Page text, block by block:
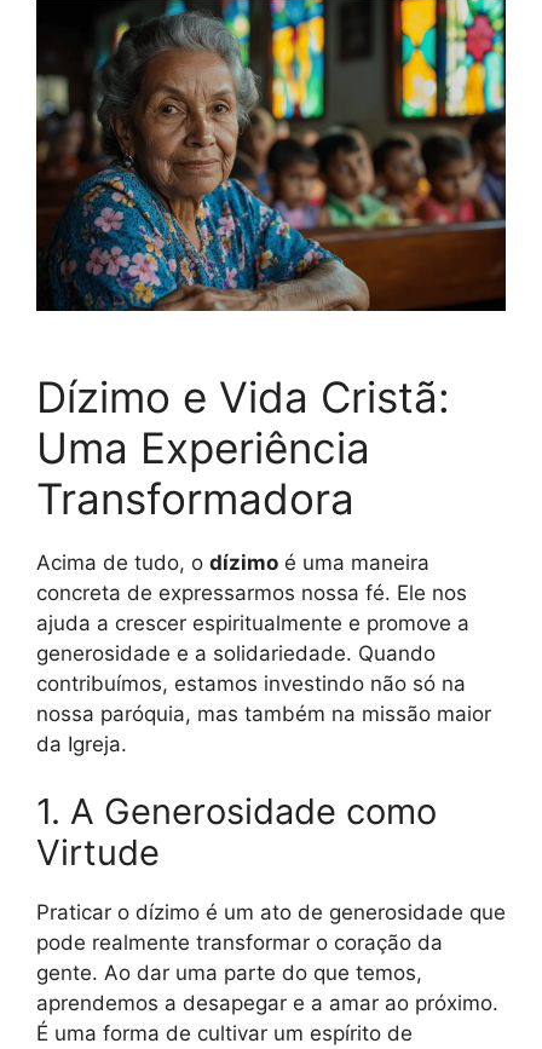
Dízimo e Vida Cristã:
Uma Experiência
Transformadora
Acima de tudo, o dízimo é uma maneira
concreta de expressarmos nossa fé. Ele nos
ajuda a crescer espiritualmente e promove a
generosidade e a solidariedade. Quando
contribuímos, estamos investindo não só na
nossa paróquia, mas também na missão maior
da Igreja.
1. A Generosidade como
Virtude
Praticar o dízimo é um ato de generosidade que
pode realmente transformar o coração da
gente. Ao dar uma parte do que temos,
aprendemos a desapegar e a amar ao próximo.
É uma forma de cultivar um espírito de